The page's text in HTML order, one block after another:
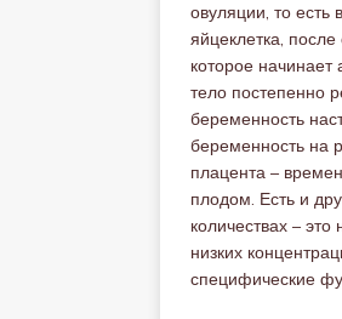
овуляции, то есть
яйцеклетка,
которое начинает
тело постепенно
беременность
беременность на
плацента –
плодом. Есть и
количествах –
низких
специфические